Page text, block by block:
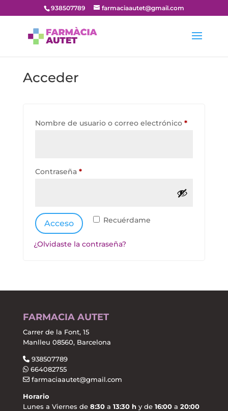
938507789 farmaciaautet@gmail.com
Acceder
Nombre de usuario o correo electrónico *Obligatorio
Contraseña *Obligatorio
Recuérdame
Acceso
¿Olvidaste la contraseña?
FARMACIA AUTET
Carrer de la Font, 15
Manlleu 08560, Barcelona
938507789
664082755
farmaciaautet@gmail.com
Horario
Lunes a Viernes de8:30a 13:30 h y de 16:00a 20:00